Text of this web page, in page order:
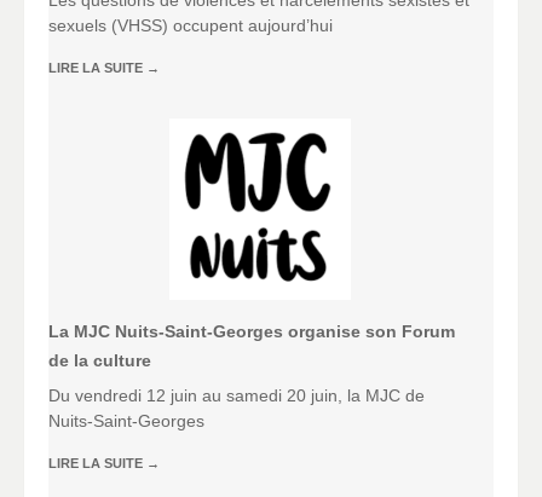
sexuels (VHSS) occupent aujourd’hui
LIRE LA SUITE →
La MJC Nuits-Saint-Georges organise son Forum
de la culture
Du vendredi 12 juin au samedi 20 juin, la MJC de
Nuits-Saint-Georges
LIRE LA SUITE →